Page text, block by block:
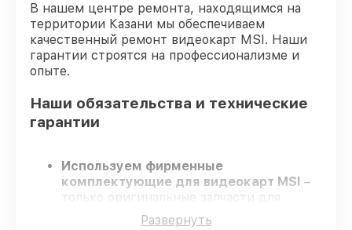
В нашем центре ремонта, находящимся на
территории Казани мы обеспечиваем
качественный ремонт видеокарт MSI. Наши
гарантии строятся на профессионализме и
опыте.
Наши обязательства и технические
гарантии
Используем фирменные
комплектующие для видеокарт MSI –
только оригинальные запчасти для
вашей техники.Развернуть